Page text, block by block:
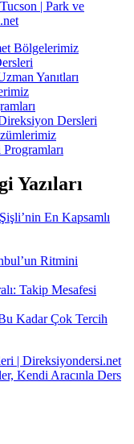
| Park ve
Bölgelerimiz
Yanıtları
Dersleri
Yazıları
En Kapsamlı
Ritmini
Takip Mesafesi
Kadar Çok Tercih
| Direksiyondersi.net
Kendi Aracınla Ders